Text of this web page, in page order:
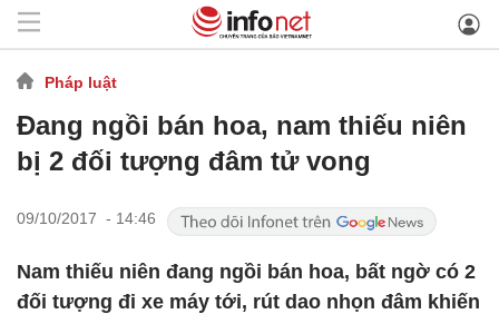
Pháp luật
Đang ngồi bán hoa, nam thiếu niên
bị 2 đối tượng đâm tử vong
09/10/2017 - 14:46
Nam thiếu niên đang ngồi bán hoa, bất ngờ có 2
đối tượng đi xe máy tới, rút dao nhọn đâm khiến